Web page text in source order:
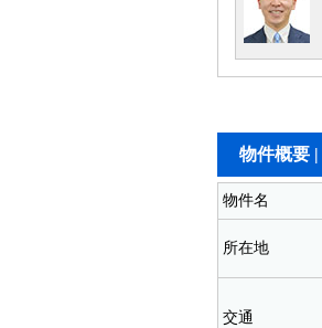
物件概要 |
物件名
所在地
交通